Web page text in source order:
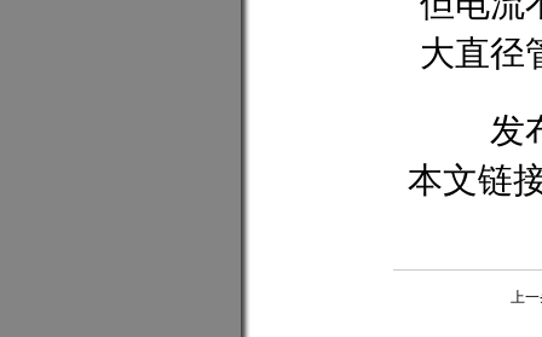
大直径
发
本文链
上